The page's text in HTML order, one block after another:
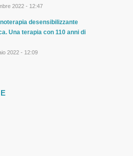
2022 - 12:47
desensibilizzante
Una terapia con 110 anni di
2022 - 12:09